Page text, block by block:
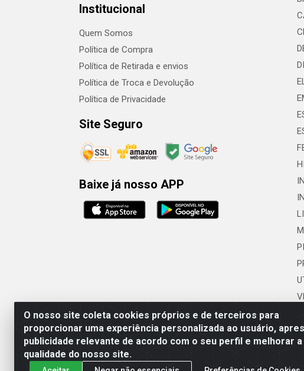
O nosso site coleta cookies próprios e de terceiros para
proporcionar uma experiência personalizada ao usuário,
publicidade relevante de acordo com o seu perfil e melhorar a
qualidade do nosso site.
Institucional
Quem Somos
Política de Compra
Política de Retirada e envios
Política de Troca e Devolução
Política de Privacidade
Site Seguro
Baixe já nosso APP
Rafael & Dantas LTDA -